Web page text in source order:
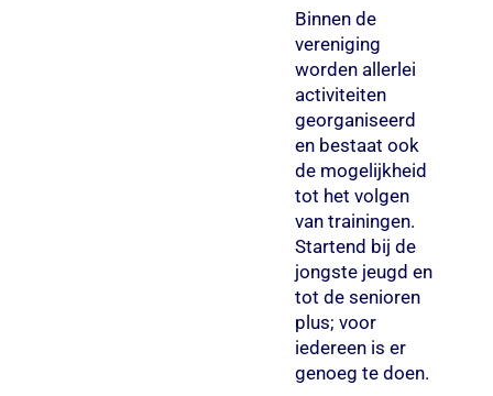
Binnen de
vereniging
worden allerlei
activiteiten
georganiseerd
en bestaat ook
de mogelijkheid
tot het volgen
van trainingen.
Startend bij de
jongste jeugd en
tot de senioren
plus; voor
iedereen is er
genoeg te doen.